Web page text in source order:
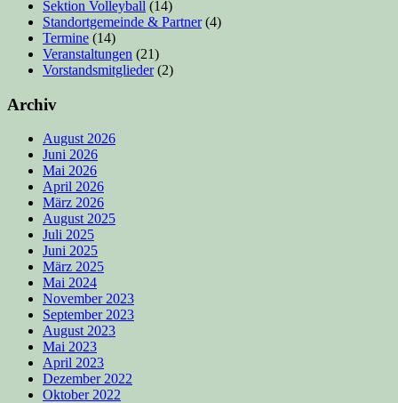
Sektion Volleyball (14)
Standortgemeinde & Partner(4)
Termine (14)
Veranstaltungen (21)
Vorstandsmitglieder(2)
Archiv
August 2026
Juni 2026
Mai 2026
April 2026
März 2026
August 2025
Juli 2025
Juni 2025
März 2025
Mai 2024
November 2023
September 2023
August 2023
Mai 2023
April 2023
Dezember 2022
Oktober 2022